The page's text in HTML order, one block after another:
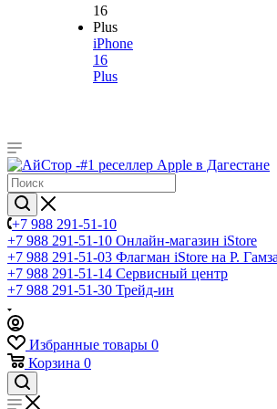
iPhone
16
Plus
+7 988 291-51-10
+7 988 291-51-10 Онлайн-магазин iStore
+7 988 291-51-03 Флагман iStore на Р.
+7 988 291-51-14 Сервисный центр
+7 988 291-51-30 Трейд-ин
Избранные товары 0
Корзина 0